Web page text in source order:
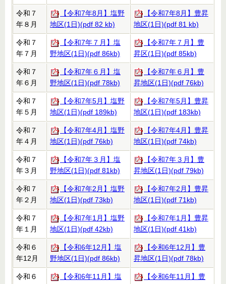
令和７
年８月
【令和7年8月】塩野
地区(1日)(pdf 82 kb)
【令和7年8月】豊昇
地区(1日)(pdf 81 kb)
令和７
年７月
【令和7年７月】塩
野地区(1日)(pdf 86kb)
【令和7年７月】豊
昇区(1日)(pdf 85kb)
令和７
年６月
【令和7年６月】塩
野地区(1日)(pdf 78kb)
【令和7年６月】豊
昇地区(1日)(pdf 76kb)
令和７
年５月
【令和7年5月】塩野
地区(1日)(pdf 189kb)
【令和7年5月】豊昇
地区(1日)(pdf 183kb)
令和７
年４月
【令和7年4月】塩野
地区(1日)(pdf 76kb)
【令和7年4月】豊昇
地区(1日)(pdf 74kb)
令和７
年３月
【令和7年３月】塩
野地区(1日)(pdf 81kb)
【令和7年３月】豊
昇地区(1日)(pdf 79kb)
令和７
年２月
【令和7年2月】塩野
地区(1日)(pdf 73kb)
【令和7年2月】豊昇
地区(1日)(pdf 71kb)
令和７
年１月
【令和7年1月】塩野
地区(1日)(pdf 42kb)
【令和7年1月】豊昇
地区(1日)(pdf 41kb)
令和６
年12月
【令和6年12月】塩
野地区(1日)(pdf 86kb)
【令和6年12月】豊
昇地区(1日)(pdf 78kb)
令和６
【令和6年11月】塩
【令和6年11月】豊